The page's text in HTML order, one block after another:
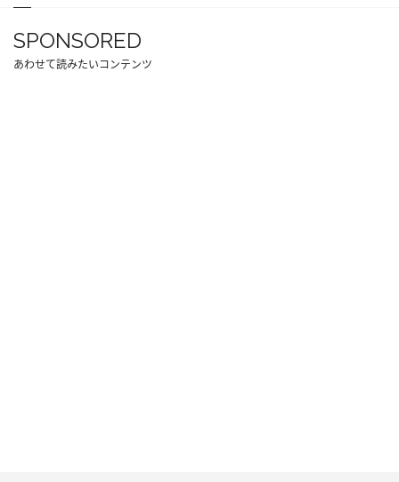
SPONSORED
あわせて読みたいコンテンツ